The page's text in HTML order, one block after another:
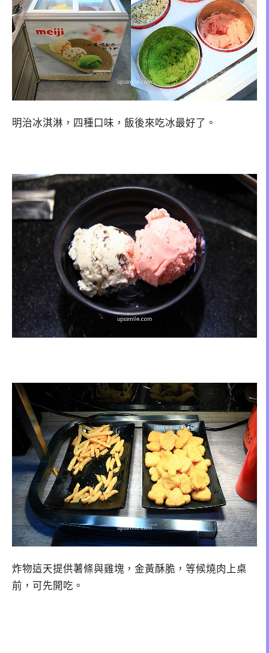
明治冰淇淋，四種口味，飯後來吃冰最好了。
炸物這天提供薯條與雞塊，金黃酥脆，等候燒肉上桌
前，可先開吃。